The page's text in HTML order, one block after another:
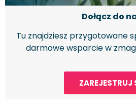
Dołącz do
Tu znajdziesz przygotowane
darmowe wsparcie w
ZAREJESTRUJ